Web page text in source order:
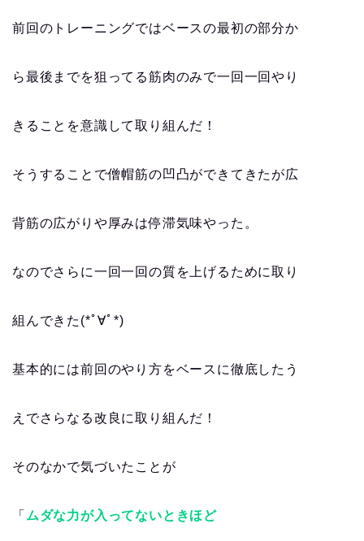
前回のトレーニングではベースの最初の部分か
ら最後までを狙ってる筋肉のみで一回一回やり
きることを意識して取り組んだ！
そうすることで僧帽筋の凹凸ができてきたが広
背筋の広がりや厚みは停滞気味やった。
なのでさらに一回一回の質を上げるために取り
組んできた(*ﾟ∀ﾟ*)
基本的には前回のやり方をベースに徹底したう
えでさらなる改良に取り組んだ！
そのなかで気づいたことが
「 ムダな力が入ってないときほど